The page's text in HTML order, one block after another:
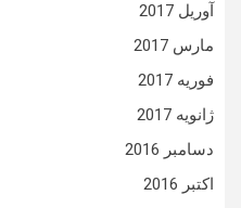
آوریل 2017
مارس 2017
فوریه 2017
ژانویه 2017
دسامبر 2016
اکتبر 2016